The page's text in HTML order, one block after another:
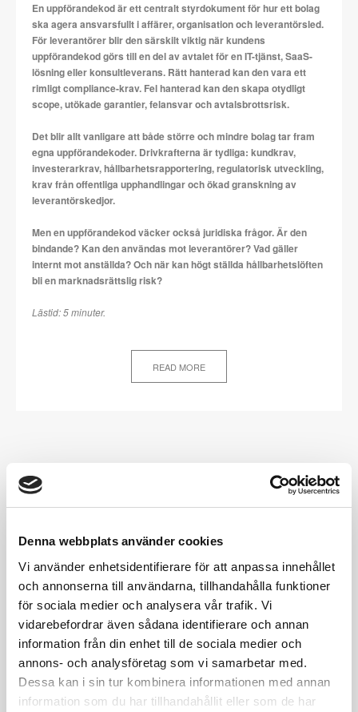
Denna webbplats använder cookies
Vi använder enhetsidentifierare för att anpassa innehållet
och annonserna till användarna, tillhandahålla funktioner
för sociala medier och analysera vår trafik. Vi
vidarebefordrar även sådana identifierare och annan
information från din enhet till de sociala medier och
annons- och analysföretag som vi samarbetar med.
Dessa kan i sin tur kombinera informationen med annan
information som du har tillhandahållit eller som de har
En uppförandekod är ett centralt styrdokument för hur ett bolag
ska agera ansvarsfullt i affärer, organisation och leverantörsled.
För leverantörer blir den särskilt viktig när kundens
uppförandekod görs till en del av avtalet för en IT-tjänst, SaaS-
lösning eller konsultleverans. Rätt hanterad kan den vara ett
rimligt compliance-krav. Fel hanterad kan den skapa otydligt
scope, utökade garantier, felansvar och avtalsbrottsrisk.
Det blir allt vanligare att både större och mindre bolag tar fram
egna uppförandekoder. Drivkrafterna är tydliga: kundkrav,
investerarkrav, hållbarhetsrapportering, regulatorisk utveckling,
krav från offentliga upphandlingar och ökad granskning av
leverantörskedjor.
Men en uppförandekod väcker också juridiska frågor. Är den
bindande? Kan den användas mot leverantörer? Vad gäller
internt mot anställda? Och när kan högt ställda hållbarhetslöften
bli en marknadsrättslig risk?
Lästid: 5 minuter.
READ MORE
Hej!
juristbyrån Sharp Cookie Advisors och är en vass
affärsjurist inom internetjuridik & startupjuridik. Vill du också
anlita mig och mitt team? Du når oss på 08 - 12 44 33 50